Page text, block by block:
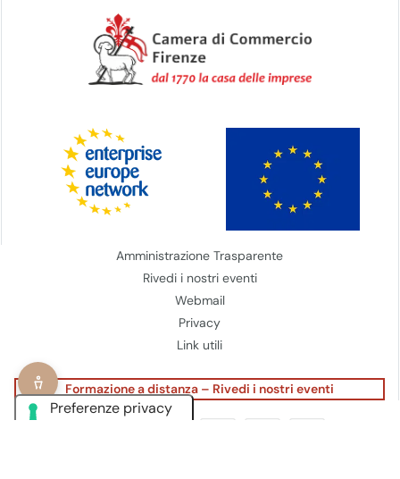
Amministrazione Trasparente
Rivedi i nostri eventi
Webmail
Privacy
Link utili
Formazione a distanza – Rivedi i nostri eventi